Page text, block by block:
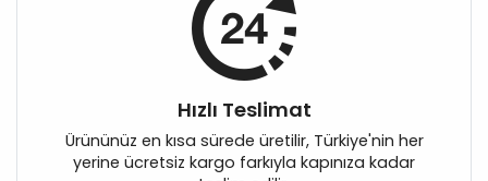
Hızlı Teslimat
Ürününüz en kısa sürede üretilir, Türkiye'nin her
yerine ücretsiz kargo farkıyla kapınıza kadar